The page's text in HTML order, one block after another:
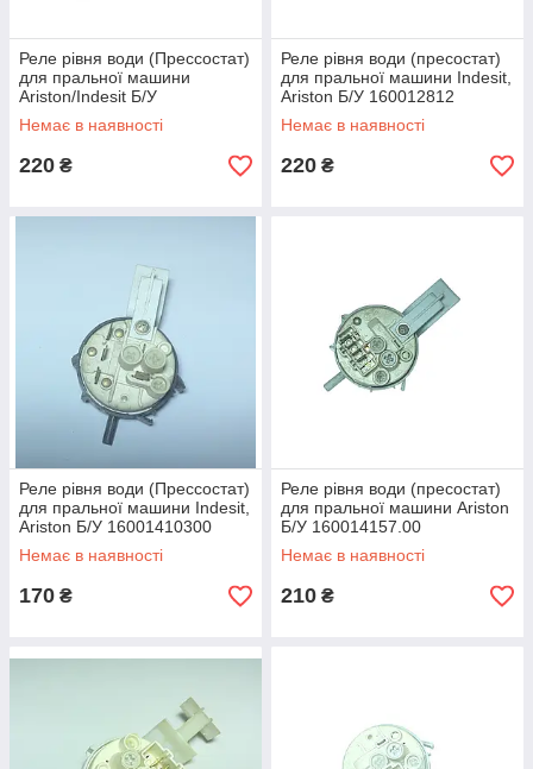
Реле рівня води (Прессостат)
для пральної машини
Ariston/Indesit Б/У
16001176000
Немає в наявності
220 ₴
Реле рівня води (пресостат)
для пральної машини Indesit,
Ariston Б/У 160012812
Немає в наявності
220 ₴
Реле рівня води (Прессостат)
для пральної машини Indesit,
Ariston Б/У 16001410300
Немає в наявності
170 ₴
Реле рівня води (пресостат)
для пральної машини Ariston
Б/У 160014157.00
Немає в наявності
210 ₴